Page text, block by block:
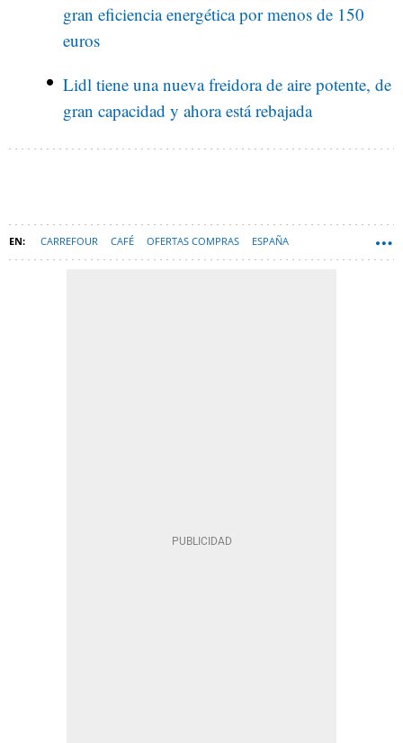
gran eficiencia energética por menos de 150
euros
Lidl tiene una nueva freidora de aire potente, de
gran capacidad y ahora está rebajada
CARREFOUR CAFÉ OFERTAS COMPRAS ESPAÑA